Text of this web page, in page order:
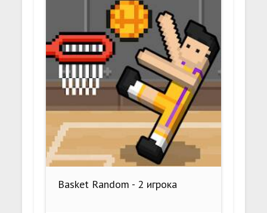
Basket Random - 2 игрока